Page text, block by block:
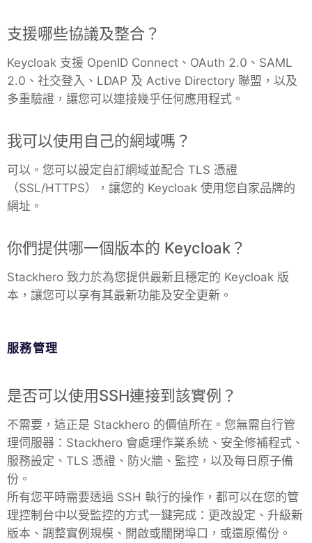
Graylog
InfluxDB
Kafka
Kubernetes Control Plane
MariaDB
Matomo
Mattermost
Meilisearch
Memcached
支援哪些協議及整合？
Keycloak 支援 OpenID Connect、OAuth 2.0、SAML
2.0、社交登入、LDAP 及 Active Directory 聯盟，以及
多重驗證，讓您可以連接幾乎任何應用程式。
我可以使用自己的網域嗎？
可以。您可以設定自訂網域並配合 TLS 憑證
（SSL/HTTPS），讓您的 Keycloak 使用您自家品牌的
網址。
你們提供哪一個版本的 Keycloak？
Stackhero 致力於為您提供最新且穩定的 Keycloak 版
本，讓您可以享有其最新功能及安全更新。
服務管理
是否可以使用SSH連接到該實例？
不需要，這正是 Stackhero 的價值所在。您無需自行管
理伺服器：Stackhero 會處理作業系統、安全修補程式、
服務設定、TLS 憑證、防火牆、監控，以及每日原子備
份。
所有您平時需要透過 SSH 執行的操作，都可以在您的管
理控制台中以受監控的方式一鍵完成：更改設定、升級新
版本、調整實例規模、開啟或關閉埠口，或還原備份。